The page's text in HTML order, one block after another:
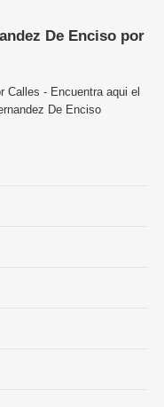
De Enciso por
Calles - Encuentra aqui el
De Enciso